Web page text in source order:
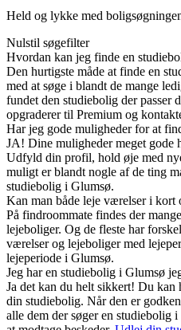
Held og lykke med
Nulstil søgefilter
Hvordan kan jeg finde en
Den hurtigste måde at finde en
med at søge i blandt de mange
fundet den studiebolig der passer
opgraderer til Premium og
Har jeg gode muligheder for at
JA! Dine muligheder meget gode
Udfyld din profil, hold øje med
muligt er blandt nogle af de ting
studiebolig i Glumsø.
Kan man både leje værelser i
På findroommate findes der
lejeboliger. Og de fleste har
værelser og lejeboliger med
lejeperiode i Glumsø.
Jeg har en studiebolig i Glumsø
Ja det kan du helt sikkert! Du kan
din studiebolig. Når den er
alle dem der søger en studiebolig